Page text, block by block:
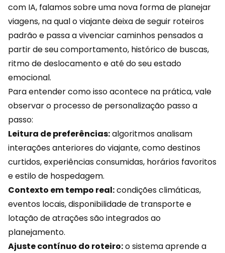
com IA, falamos sobre uma nova forma de planejar
viagens, na qual o viajante deixa de seguir roteiros
padrão e passa a vivenciar caminhos pensados a
partir de seucomportamento, histórico de buscas,
ritmo de deslocamento e até do seu estado
emocional.
Para entender como isso acontece na prática, vale
observar o processo de personalização passo a
passo:
Leitura de preferências:algoritmos analisam
interações anteriores do viajante, como destinos
curtidos,experiênciasconsumidas, horários favoritos
e estilo de hospedagem.
Contexto em tempo real:condições climáticas,
eventos locais, disponibilidade de transporte e
lotação de atrações são integrados ao
planejamento.
Ajuste contínuo do roteiro:o sistema aprende a